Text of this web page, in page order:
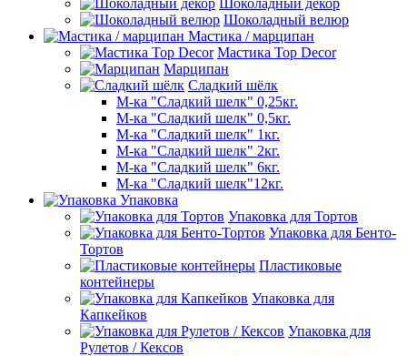
Шоколадный декор
Шоколадный велюр
Мастика / марципан
Мастика Top Decor
Марципан
Сладкий шёлк
М-ка "Сладкий шелк" 0,25кг.
М-ка "Сладкий шелк" 0,5кг.
М-ка "Сладкий шелк" 1кг.
М-ка "Сладкий шелк" 2кг.
М-ка "Сладкий шелк" 6кг.
М-ка "Сладкий шелк"12кг.
Упаковка
Упаковка для Тортов
Упаковка для Бенто-
Тортов
Пластиковые
контейнеры
Упаковка для
Капкейков
Упаковка для
Рулетов / Кексов